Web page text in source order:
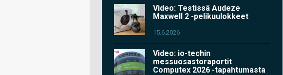
Video: Testissä Audeze
Maxwell 2 -pelikuulokkeet
15.6.2026
Video: io-techin
messuosastoraportit
Computex 2026 -tapahtumasta